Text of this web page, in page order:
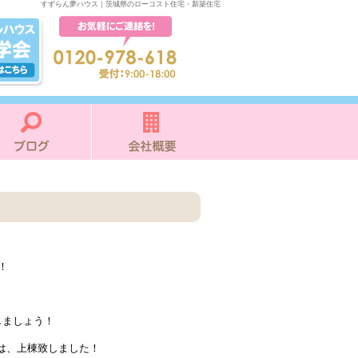
すずらん夢ハウス｜茨城県のローコスト住宅・新築住宅
しょう！
上棟致しました！